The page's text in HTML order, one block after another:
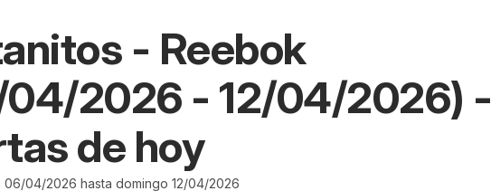
- Reebok
2026 - 12/04/2026) -
de hoy
06/04/2026 hasta domingo 12/04/2026